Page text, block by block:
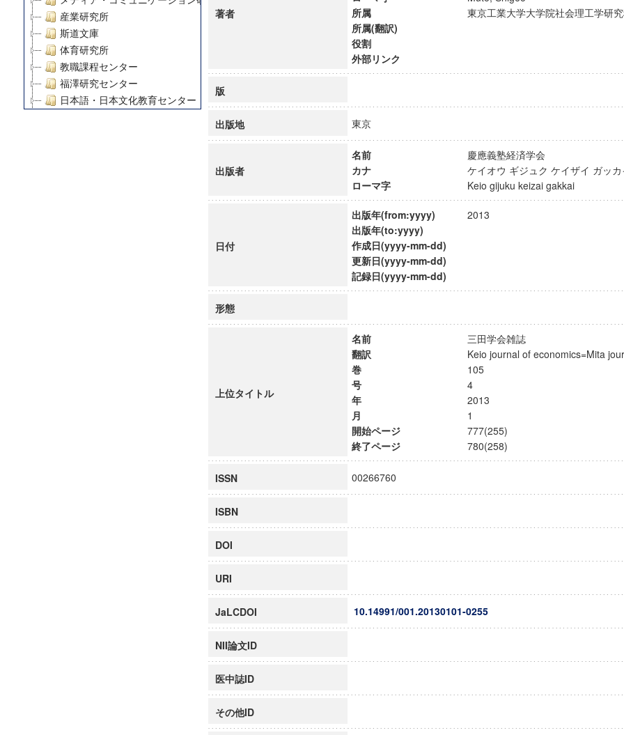
産業研究所
斯道文庫
体育研究所
教職課程センター
福澤研究センター
日本語・日本文化教育センター
グローバルリサーチインスティテュート
慶應義塾大学グローバルCOEプログラム市民社会ガバナンス教育研究センター
慶應義塾大学グローバルCOEプログラム論理と感性の先端的教育研究拠点
博士課程教育リーディングプログラム「超成熟社会発展のサイエンス」
著者
所属
東京工業大学大学院社会理工学研
所属(翻訳)
役割
外部リンク
版
出版地 東京
出版者
名前
慶應義塾経済学会
カナ
ケイオウ ギジュク ケイザイ ガッ
ローマ字
Keio gijuku keizai gakkai
日付
出版年(from:yyyy)
2013
出版年(to:yyyy)
作成日(yyyy-mm-dd)
更新日(yyyy-mm-dd)
記録日(yyyy-mm-dd)
形態
上位タイトル
名前
三田学会雑誌
翻訳
Keio journal of economics=Mita
巻
105
号
4
年
2013
月
1
開始ページ
777(255)
終了ページ
780(258)
ISSN 00266760
ISBN
DOI
URI
JaLCDOI 10.14991/001.20130101-0255
NII論文ID
医中誌ID
その他ID